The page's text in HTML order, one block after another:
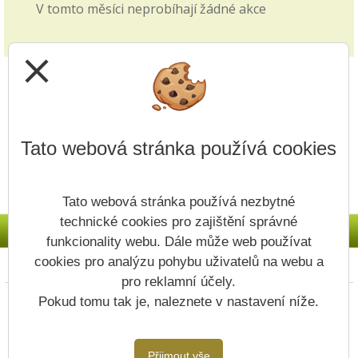
Zkrácené vyučování - volby
28.09.2025
v pátek 3.10. viz článek v blogu školy
Jak si vybrat střední školu?
Video z produkce ČT edu je zveřejněno v záložce
Upřesnění v článku - Nový způsob plateb
11.09.2025
Na Vaše dotazy odpovídáme v článku v Blogu
školy.
Plánovaná odstávka systému Bakaláři
V tomto měsíci neprobíhají žádné akce
Prohlášení o přístupnosti Mapa webu Cookies
Copyright © 2022 - 2023 ZŠ Vodojem &
Postaveno ve službě
VlastníŠkolníWeb.cz
close
Tato webová stránka používá cookies
Tato webová stránka používá nezbytné
technické cookies pro zajištění správné
funkcionality webu. Dále může web používat
cookies pro analýzu pohybu uživatelů na webu a
pro reklamní účely.
Pokud tomu tak je, naleznete v nastavení níže.